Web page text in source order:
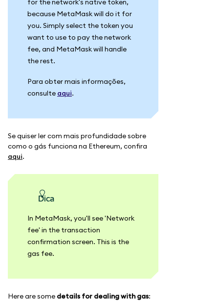
for the network's native token,
because MetaMask will do it for
you. Simply select the token you
want to use to pay the network
fee, and MetaMask will handle
the rest.
Para obter mais informações,
consulte aqui.
Se quiser ler com mais profundidade sobre
como o gás funciona na Ethereum, confira
aqui.
dica
In MetaMask, you'll see 'Network
fee' in the transaction
confirmation screen. This is the
gas fee.
Here are some details for dealing with gas: